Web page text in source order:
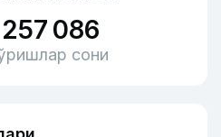
257 086
сони